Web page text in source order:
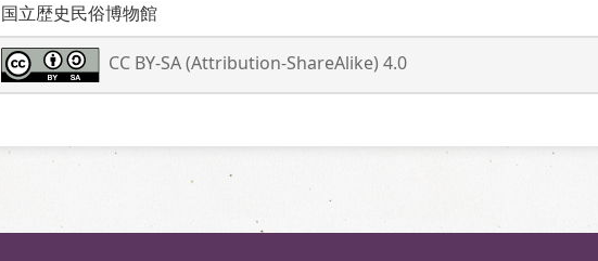
国立歴史民俗博物館
CC BY-SA (Attribution-ShareAlike) 4.0